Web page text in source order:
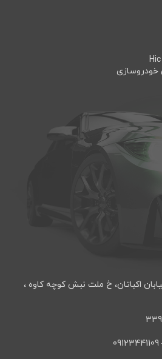
خودروسازی
اكباتان، خ ملت نبش كوچه كاوه ،